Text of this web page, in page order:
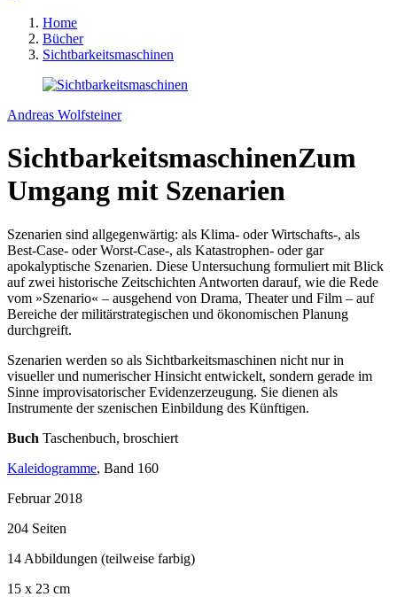
Home
Bücher
Sichtbarkeitsmaschinen
Andreas Wolfsteiner
SichtbarkeitsmaschinenZum
Umgang mit Szenarien
Szenarien sind allgegenwärtig: als Klima- oder Wirtschafts-, als
Best-Case- oder Worst-Case-, als Katastrophen- oder gar
apokalyptische Szenarien. Diese Untersuchung formuliert mit Blick
auf zwei historische Zeitschichten Antworten darauf, wie die Rede
vom »Szenario« – ausgehend von Drama, Theater und Film – auf
Bereiche der militärstrategischen und ökonomischen Planung
durchgreift.
Szenarien werden so als Sichtbarkeitsmaschinen nicht nur in
visueller und numerischer Hinsicht entwickelt, sondern gerade im
Sinne improvisatorischer Evidenzerzeugung. Sie dienen als
Instrumente der szenischen Einbildung des Künftigen.
Buch Taschenbuch, broschiert
Kaleidogramme, Band 160
Februar 2018
204 Seiten
14 Abbildungen (teilweise farbig)
15 x 23 cm